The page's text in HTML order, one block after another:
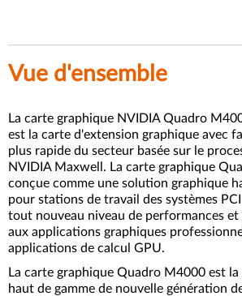
Vue d'ensemble
La carte graphique NVIDIA Quadro
est la carte d'extension graphique avec
plus rapide du secteur basée sur le
NVIDIA Maxwell. La carte graphique
conçue comme une solution graphique
pour stations de travail des systèmes
tout nouveau niveau de performances
aux applications graphiques
applications de calcul GPU.
La carte graphique Quadro M4000 est
haut de gamme de nouvelle génération